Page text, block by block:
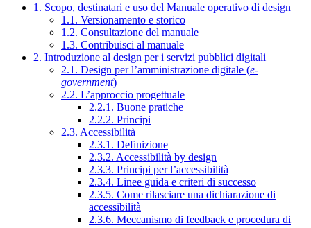
1. Scopo, destinatari e uso del Manuale operativo di design
1.1. Versionamento e storico
1.2. Consultazione del manuale
1.3. Contribuisci al manuale
2. Introduzione al design per i servizi pubblici digitali
2.1. Design per l’amministrazione digitale (e-
government)
2.2. L’approccio progettuale
2.2.1. Buone pratiche
2.2.2. Principi
2.3. Accessibilità
2.3.1. Definizione
2.3.2. Accessibilità by design
2.3.3. Principi per l’accessibilità
2.3.4. Linee guida e criteri di successo
2.3.5. Come rilasciare una dichiarazione di
accessibilità
2.3.6. Meccanismo di feedback e procedura di